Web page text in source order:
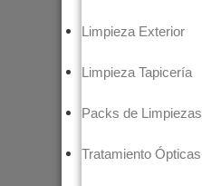
Limpieza Exterior
Limpieza Tapicería
Packs de Limpiezas
Tratamiento Ópticas